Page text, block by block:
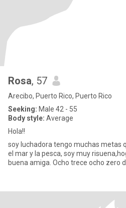
Rosa, 57
Arecibo, Puerto Rico, Puerto Rico
Seeking: Male 42 - 55
Body style: Average
Hola!!
soy luchadora tengo muchas metas
el mar y la pesca, soy muy
buena amiga. Ocho trece ocho zero